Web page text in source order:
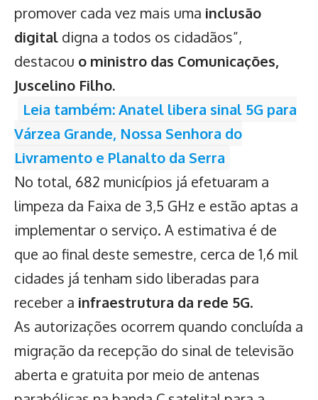
promover cada vez mais uma inclusão
digital digna a todos os cidadãos”,
destacou o ministro das Comunicações,
Juscelino Filho.
Leia também: Anatel libera sinal 5G para
Várzea Grande, Nossa Senhora do
Livramento e Planalto da Serra
No total, 682 municípios já efetuaram a
limpeza da Faixa de 3,5 GHz e estão aptas a
implementar o serviço. A estimativa é de
que ao final deste semestre, cerca de 1,6 mil
cidades já tenham sido liberadas para
receber a infraestrutura da rede 5G.
As autorizações ocorrem quando concluída a
migração da recepção do sinal de televisão
aberta e gratuita por meio de antenas